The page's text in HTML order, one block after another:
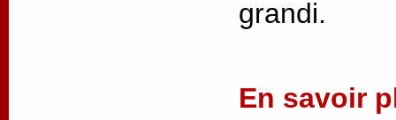
grandi.
En savoir